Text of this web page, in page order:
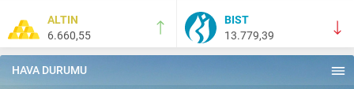
Salih Canikli
5 Kasım 2024 19:54
TEKİRDAĞ İL EMNİYET MÜDÜRÜMÜZE HAYIRLI OLSUN
ALTIN
6.660,55
BIST
13.779,39
HAVA DURUMU